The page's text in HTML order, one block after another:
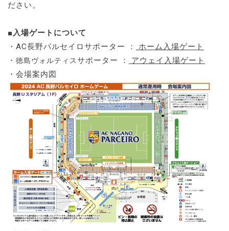
ださい。
■入場ゲートについて
・AC長野パルセイロサポーター ：
ホーム入場ゲート
・ 徳島ヴォルティスサポーター ：
アウェイ入場ゲート
・会場案内図